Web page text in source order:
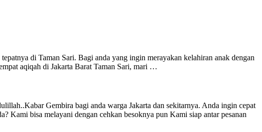
di Taman Sari. Bagi anda yang ingin merayakan kelahiran anak dengan
aqiqah di Jakarta Barat Taman Sari, mari …
Gembira bagi anda warga Jakarta dan sekitarnya. Anda ingin cepat
Kami bisa melayani dengan cehkan besoknya pun Kami siap antar pesanan